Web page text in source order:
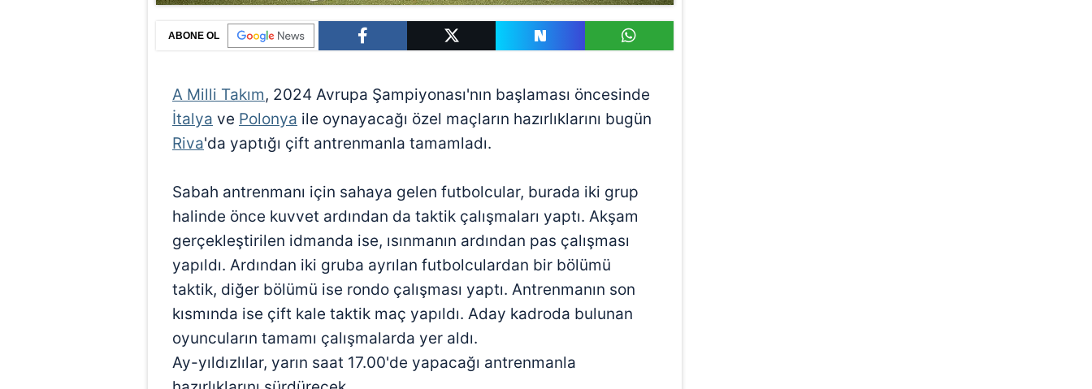
ABONE OL
A Milli Takım, 2024 Avrupa Şampiyonası'nın başlaması öncesinde
İtalya ve Polonya ile oynayacağı özel maçların hazırlıklarını bugün
Riva'da yaptığı çift antrenmanla tamamladı.
Sabah antrenmanı için sahaya gelen futbolcular, burada iki grup
halinde önce kuvvet ardından da taktik çalışmaları yaptı. Akşam
gerçekleştirilen idmanda ise, ısınmanın ardından pas çalışması
yapıldı. Ardından iki gruba ayrılan futbolculardan bir bölümü
taktik, diğer bölümü ise rondo çalışması yaptı. Antrenmanın son
kısmında ise çift kale taktik maç yapıldı. Aday kadroda bulunan
oyuncuların tamamı çalışmalarda yer aldı.
Ay-yıldızlılar, yarın saat 17.00'de yapacağı antrenmanla